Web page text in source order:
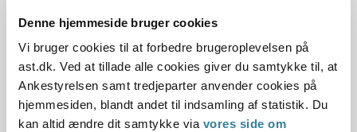
Denne hjemmeside bruger cookies
Vi bruger cookies til at forbedre brugeroplevelsen på
ast.dk. Ved at tillade alle cookies giver du samtykke til, at
Ankestyrelsen samt tredjeparter anvender cookies på
hjemmesiden, blandt andet til indsamling af statistik. Du
kan altid ændre dit samtykke via vores side om
Mand havde ikke påvist faktiske omstændigheder for, at
beklædningsregler hos virksomhed var udtryk for
forskelsbehandling på grund af køn (j.nr. 23-52725)
Nævnet afviste at behandle en klage, da det var åbenbart,
at klager ikke kunne få medhold (j.nr. 23-10025)